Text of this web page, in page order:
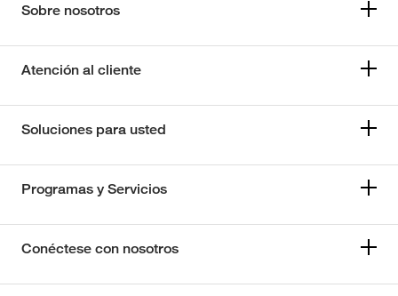
Sobre nosotros
Atención al cliente
Soluciones para usted
Programas y Servicios
Conéctese con nosotros